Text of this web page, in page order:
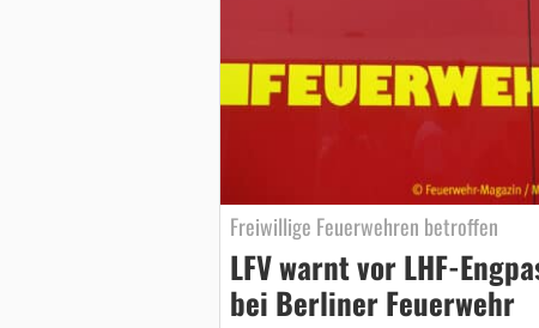
Freiwillige Feuerwehren betroffen
LFV warnt vor LHF-
bei Berliner Feuerwehr